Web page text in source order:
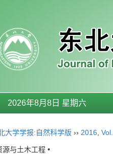
2026年8月8日 星期六
大学学报:自然科学版 ›› 2016
源与土木工程 •